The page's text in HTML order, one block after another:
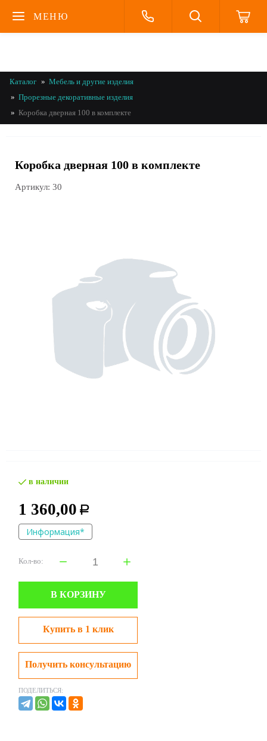
МЕНЮ
Каталог
Мебель и другие изделия
Прорезные декоративные изделия
Коробка дверная 100 в комплекте
Коробка дверная 100 в комплекте
Артикул: 30
в наличии
1 360,00 Р
Информация*
Кол-во:
В КОРЗИНУ
Купить в 1 клик
Получить консультацию
ПОДЕЛИТЬСЯ: